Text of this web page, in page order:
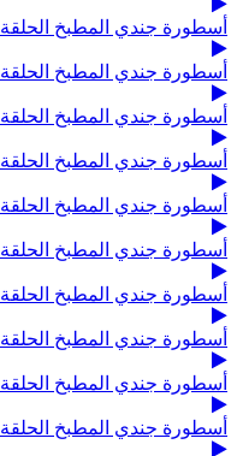
أسطورة جندي المطبخ الحلقة 02
أسطورة جندي المطبخ الحلقة 03
أسطورة جندي المطبخ الحلقة 04
أسطورة جندي المطبخ الحلقة 05
أسطورة جندي المطبخ الحلقة 06
أسطورة جندي المطبخ الحلقة 07
أسطورة جندي المطبخ الحلقة 08
أسطورة جندي المطبخ الحلقة 09
أسطورة جندي المطبخ الحلقة 10
أسطورة جندي المطبخ الحلقة 11